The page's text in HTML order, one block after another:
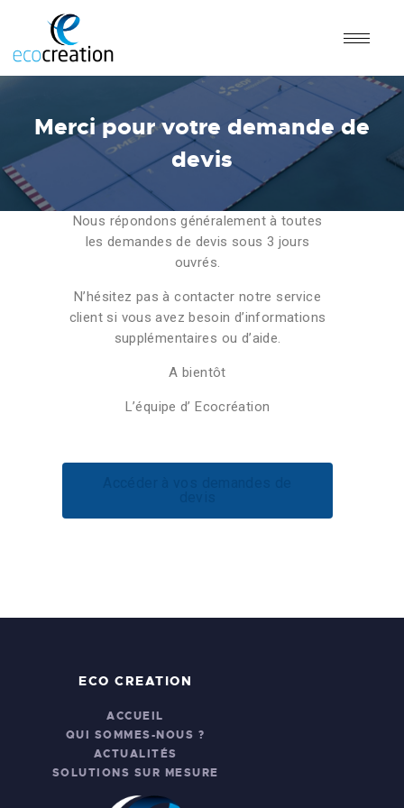
Merci pour votre demande de
devis
Nous répondons généralement à toutes
les demandes de devis sous 3 jours
ouvrés.
N’hésitez pas à contacter notre service
client si vous avez besoin d’informations
supplémentaires ou d’aide.
A bientôt
L’équipe d’ Ecocréation
ECO CREATION
ACCUEIL
QUI SOMMES-NOUS ?
ACTUALITÉS
SOLUTIONS SUR MESURE